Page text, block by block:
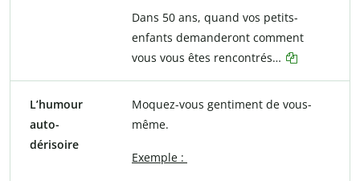
Dans 50 ans, quand vos petits-
enfants demanderont comment
vous vous êtes rencontrés…
L’humour
auto-
dérisoire
Moquez-vous gentiment de vous-
même.
Exemple :